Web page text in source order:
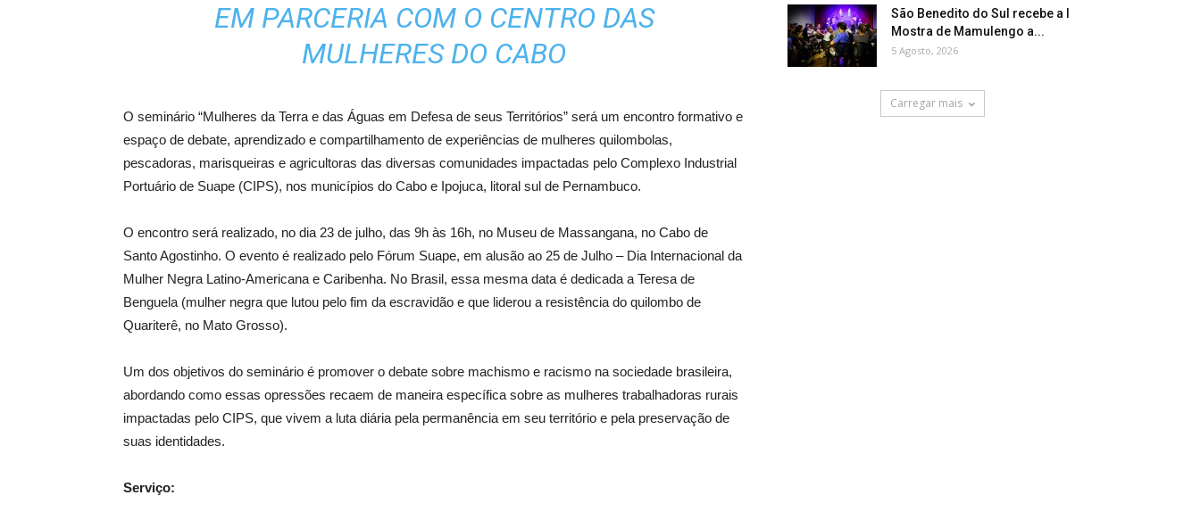
EM PARCERIA COM O CENTRO DAS
MULHERES DO CABO
O seminário “Mulheres da Terra e das Águas em Defesa de seus Territórios” será um encontro formativo e
espaço de debate, aprendizado e compartilhamento de experiências de mulheres quilombolas,
pescadoras, marisqueiras e agricultoras das diversas comunidades impactadas pelo Complexo Industrial
Portuário de Suape (CIPS), nos municípios do Cabo e Ipojuca, litoral sul de Pernambuco.
O encontro será realizado, no dia 23 de julho, das 9h às 16h, no Museu de Massangana, no Cabo de
Santo Agostinho. O evento é realizado pelo Fórum Suape, em alusão ao 25 de Julho – Dia Internacional da
Mulher Negra Latino-Americana e Caribenha. No Brasil, essa mesma data é dedicada a Teresa de
Benguela (mulher negra que lutou pelo fim da escravidão e que liderou a resistência do quilombo de
Quariterê, no Mato Grosso).
Um dos objetivos do seminário é promover o debate sobre machismo e racismo na sociedade brasileira,
abordando como essas opressões recaem de maneira específica sobre as mulheres trabalhadoras rurais
impactadas pelo CIPS, que vivem a luta diária pela permanência em seu território e pela preservação de
suas identidades.
Serviço:
São Benedito do Sul recebe a I
Mostra de Mamulengo a...
5 Agosto, 2026
Carregar mais